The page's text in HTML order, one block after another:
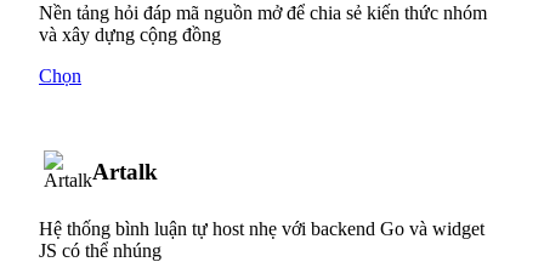
Nền tảng hỏi đáp mã nguồn mở để chia sẻ kiến thức nhóm
và xây dựng cộng đồng
Chọn
Artalk
Hệ thống bình luận tự host nhẹ với backend Go và widget
JS có thể nhúng